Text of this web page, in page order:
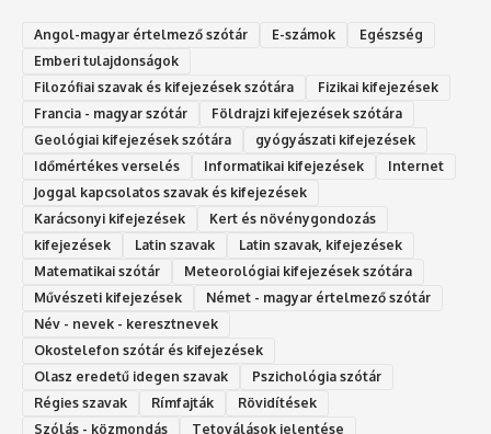
Angol-magyar értelmező szótár E-számok
Egészség
Emberi tulajdonságok
Filozófiai szavak és kifejezések szótára
Fizikai kifejezések
Francia - magyar szótár
Földrajzi kifejezések szótára
Geológiai kifejezések szótára
gyógyászati kifejezések
Időmértékes verselés
Informatikai kifejezések
Internet
Joggal kapcsolatos szavak és kifejezések
Karácsonyi kifejezések
Kert és növénygondozás
kifejezések
Latin szavak
Latin szavak, kifejezések
Matematikai szótár
Meteorológiai kifejezések szótára
Művészeti kifejezések
Német - magyar értelmező szótár
Név - nevek - keresztnevek
Okostelefon szótár és kifejezések
Olasz eredetű idegen szavak
Ps‮gólohciz‬ia s‮átóz‬r
Régies szavak
Rímfajták
Rövidítések
Szólás - közmondás
Tetoválások jelentése